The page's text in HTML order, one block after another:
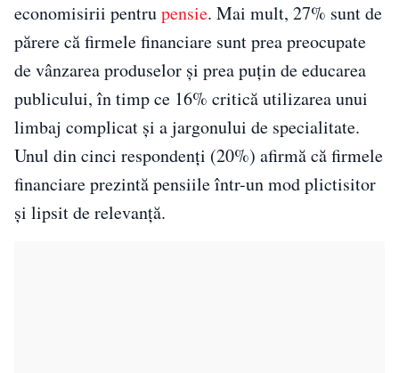
economisirii pentrupensie. Mai mult, 27% sunt de
părere că firmele financiare sunt prea preocupate
de vânzarea produselor și prea puțin de educarea
publicului, în timp ce 16% critică utilizarea unui
limbaj complicat și a jargonului de specialitate.
Unul din cinci respondenți (20%) afirmă că firmele
financiare prezintă pensiile într-un mod plictisitor
și lipsit de relevanță.